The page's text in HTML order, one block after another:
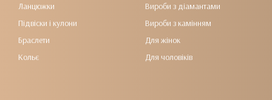
Ланцюжки
Підвіски і кулони
Браслети
Кольє
Вироби з діамантами
Вироби з камінням
Для жінок
Для чоловіків